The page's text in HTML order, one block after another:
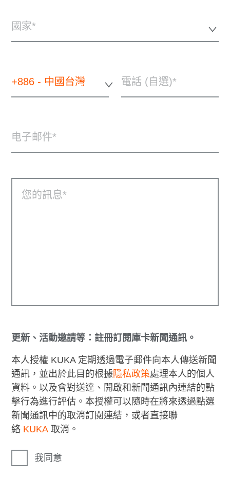
國家*
+886 - 中國台灣 電話 (自選)
电子邮件
您的訊息
更新、活動邀請等：註冊訂閱庫卡新聞通訊。
本人授權 KUKA 定期透過電子郵件向本人傳送新聞
通訊，並出於此目的根據 隱私政策處理本人的個人
資料。以及會對送達、開啟和新聞通訊內連結的點
擊行為進行評估。本授權可以隨時在將來透過點選
新聞通訊中的取消訂閱連結，或者直接聯
絡 KUKA 取消。
我同意